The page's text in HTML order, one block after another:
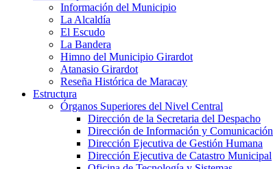
Información del Municipio
La Alcaldía
El Escudo
La Bandera
Himno del Municipio Girardot
Atanasio Girardot
Reseña Histórica de Maracay
Estructura
Órganos Superiores del Nivel Central
Dirección de la Secretaria del Despacho
Dirección de Información y Comunicación
Dirección Ejecutiva de Gestión Humana
Dirección Ejecutiva de Catastro Municipal